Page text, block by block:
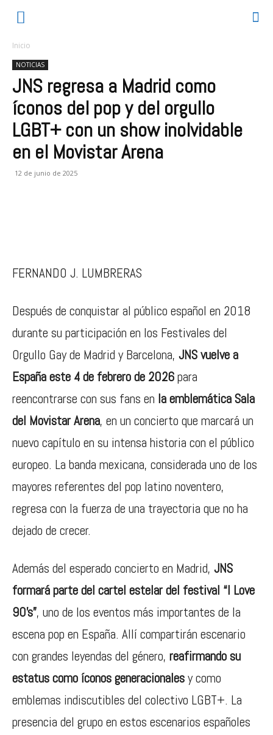
Inicio
NOTICIAS
JNS regresa a Madrid como
íconos del pop y del orgullo
LGBT+ con un show inolvidable
en el Movistar Arena
12 de junio de 2025
FERNANDO J. LUMBRERAS
Después de conquistar al público español en 2018
durante su participación en los Festivales del
Orgullo Gay de Madrid y Barcelona, JNS vuelve a
España este 4 de febrero de 2026para
reencontrarse con sus fans en la emblemática Sala
del Movistar Arena, en un concierto que marcará un
nuevo capítulo en su intensa historia con el público
europeo. La banda mexicana, considerada uno de los
mayores referentes del pop latino noventero,
regresa con la fuerza de una trayectoria que no ha
dejado de crecer.
Además del esperado concierto en Madrid, JNS
formará parte del cartel estelar del festival “I Love
90’s”, uno de los eventos más importantes de la
escena pop en España. Allí compartirán escenario
con grandes leyendas del género, reafirmando su
estatus como íconos generacionalesy como
emblemas indiscutibles del colectivo LGBT+. La
presencia del grupo en estos escenarios españoles